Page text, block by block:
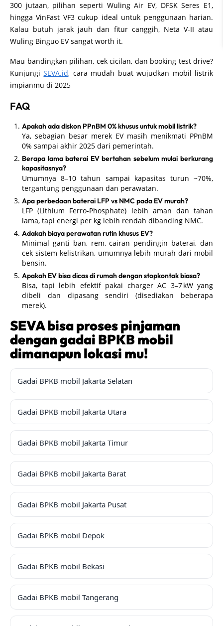
300 jutaan, pilihan seperti Wuling Air EV, DFSK Seres E1,
hingga VinFast VF3 cukup ideal untuk penggunaan harian.
Kalau butuh jarak jauh dan fitur canggih, Neta V-II atau
Wuling Binguo EV sangat worth it.
Mau bandingkan pilihan, cek cicilan, dan booking test drive?
KunjungiSEVA.id, cara mudah buat wujudkan mobil listrik
impianmu di 2025
FAQ
Apakah ada diskon PPnBM 0% khusus untuk mobil listrik?
Ya, sebagian besar merek EV masih menikmati PPnBM
0% sampai akhir 2025 dari pemerintah.
Berapa lama baterai EV bertahan sebelum mulai berkurang
kapasitasnya?
Umumnya 8–10 tahun sampai kapasitas turun ~70%,
tergantung penggunaan dan perawatan.
Apa perbedaan baterai LFP vs NMC pada EV murah?
LFP (Lithium Ferro-Phosphate) lebih aman dan tahan
lama, tapi energi per kg lebih rendah dibanding NMC.
Adakah biaya perawatan rutin khusus EV?
Minimal ganti ban, rem, cairan pendingin baterai, dan
cek sistem kelistrikan, umumnya lebih murah dari mobil
bensin.
Apakah EV bisa dicas di rumah dengan stopkontak biasa?
Bisa, tapi lebih efektif pakai charger AC 3–7 kW yang
dibeli dan dipasang sendiri (disediakan beberapa
merek).
SEVA bisa proses pinjaman
dengan gadai BPKB mobil
dimanapun lokasi mu!
Gadai BPKB mobil Jakarta Selatan
Gadai BPKB mobil Jakarta Utara
Gadai BPKB mobil Jakarta Timur
Gadai BPKB mobil Jakarta Barat
Gadai BPKB mobil Jakarta Pusat
Gadai BPKB mobil Depok
Gadai BPKB mobil Bekasi
Gadai BPKB mobil Tangerang